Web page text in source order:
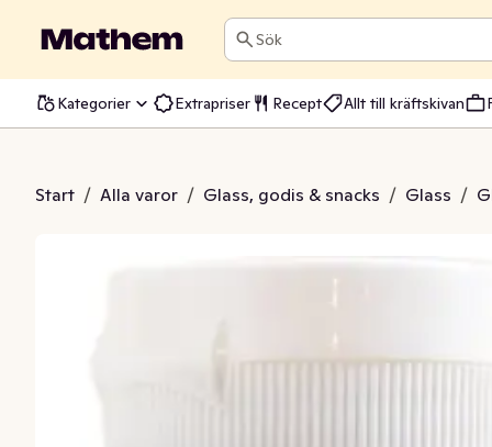
Sök
Kategorier Extrapriser Recept Allt till kräftskivan
Start / Alla varor / Glass, godis & snacks / Glass /
Choklad